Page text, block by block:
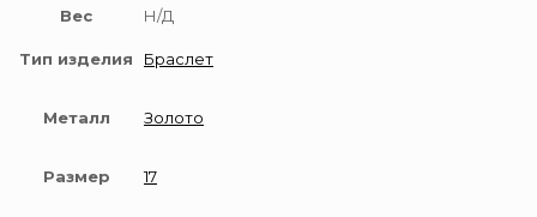
Вес Н/Д
Тип изделия Браслет
Металл Золото
Размер 17